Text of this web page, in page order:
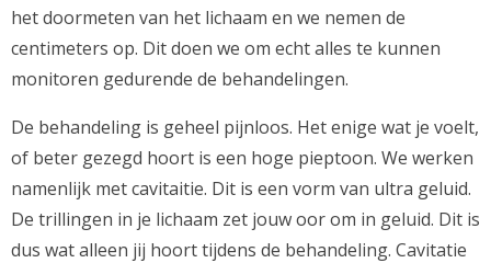
het doormeten van het lichaam en we nemen de
centimeters op. Dit doen we om echt alles te kunnen
monitoren gedurende de behandelingen.
De behandeling is geheel pijnloos. Het enige wat je voelt,
of beter gezegd hoort is een hoge pieptoon. We werken
namenlijk met cavitaitie. Dit is een vorm van ultra geluid.
De trillingen in je lichaam zet jouw oor om in geluid. Dit is
dus wat alleen jij hoort tijdens de behandeling. Cavitatie